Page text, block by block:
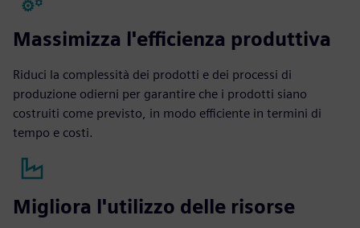
Massimizza l'efficienza produttiva
Riduci la complessità dei prodotti e dei processi di
produzione odierni per garantire che i prodotti siano
costruiti come previsto, in modo efficiente in termini di
tempo e costi.
Migliora l'utilizzo delle risorse